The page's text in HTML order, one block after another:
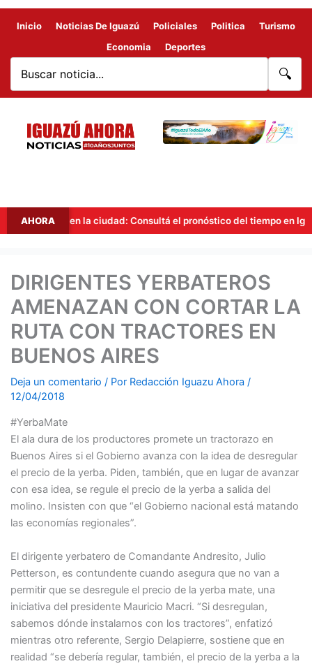
Inicio Noticias De Iguazú Policiales Politica
Turismo
Economia
Deportes
🔍
AHORA
en la ciudad: Consultá el pronóstico del tiempo en Iguazú para
DIRIGENTES YERBATEROS
AMENAZAN CON CORTAR LA
RUTA CON TRACTORES EN
BUENOS AIRES
Deja un comentario / Por Redacción Iguazu Ahora /
12/04/2018
#YerbaMate
El ala dura de los productores promete un tractorazo en
Buenos Aires si el Gobierno avanza con la idea de desregular
el precio de la yerba. Piden, también, que en lugar de avanzar
con esa idea, se regule el precio de la yerba a salida del
molino. Insisten con que “el Gobierno nacional está matando
las economías regionales”.
El dirigente yerbatero de Comandante Andresito, Julio
Petterson, es contundente cuando asegura que no van a
permitir que se desregule el precio de la yerba mate, una
iniciativa del presidente Mauricio Macri. “Si desregulan,
sabemos dónde instalarnos con los tractores”, enfatizó
mientras otro referente, Sergio Delapierre, sostiene que en
realidad “se debería regular, también, el precio de la yerba a la